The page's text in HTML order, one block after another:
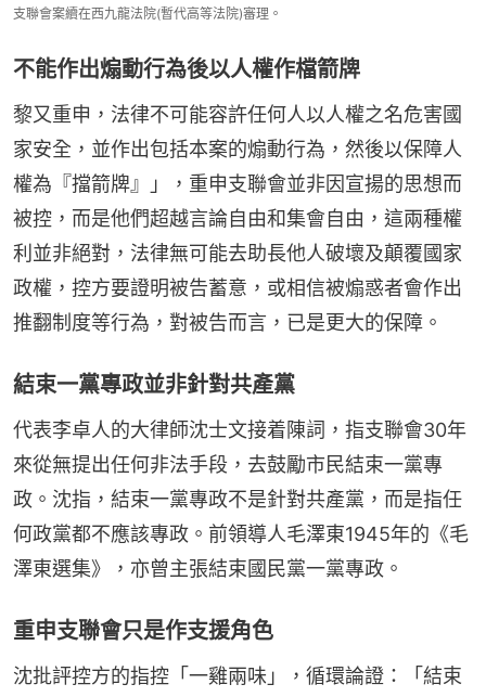
支聯會案續在西九龍法院(暫代高等法院)審理。
不能作出煽動行為後以人權作檔箭牌
黎又重申，法律不可能容許任何人以人權之名危害國
家安全，並作出包括本案的煽動行為，然後以保障人
權為『擋箭牌』」，重申支聯會並非因宣揚的思想而
被控，而是他們超越言論自由和集會自由，這兩種權
利並非絕對，法律無可能去助長他人破壞及顛覆國家
政權，控方要證明被告蓄意，或相信被煽惑者會作出
推翻制度等行為，對被告而言，已是更大的保障。
結束一黨專政並非針對共產黨
代表李卓人的大律師沈士文接着陳詞，指支聯會30年
來從無提出任何非法手段，去鼓勵市民結束一黨專
政。沈指，結束一黨專政不是針對共產黨，而是指任
何政黨都不應該專政。前領導人毛澤東1945年的《毛
澤東選集》，亦曾主張結束國民黨一黨專政。
重申支聯會只是作支援角色
沈批評控方的指控「一雞兩味」，循環論證：「結束